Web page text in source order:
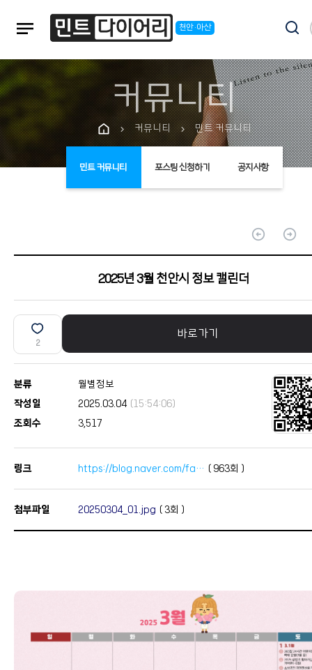
notes 천안·아산
커뮤니티
chevron_right 커뮤니티 chevron_right 민트 커뮤니티
민트 커뮤니티 포스팅 신청하기 공지사항
arrow_circle_up arrow_circle_up
2025년 3월 천안시 정보 캘린더
2
바로가기
분류
월별정보
작성일
2025.03.04 (15:54:06)
조회수
3,517
링크 https://blog.naver.com/fa… ( 963회 )
첨부파일 20250304_01.jpg ( 3회 )